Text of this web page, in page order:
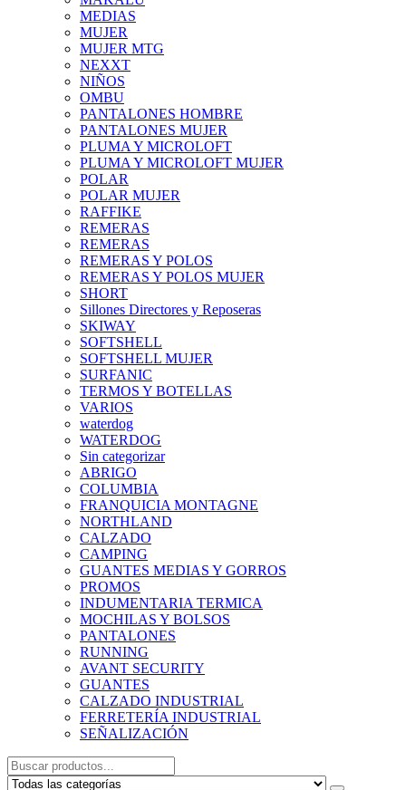
MEDIAS
MUJER
MUJER MTG
NEXXT
NIÑOS
OMBU
PANTALONES HOMBRE
PANTALONES MUJER
PLUMA Y MICROLOFT
PLUMA Y MICROLOFT MUJER
POLAR
POLAR MUJER
RAFFIKE
REMERAS
REMERAS
REMERAS Y POLOS
REMERAS Y POLOS MUJER
SHORT
Sillones Directores y Reposeras
SKIWAY
SOFTSHELL
SOFTSHELL MUJER
SURFANIC
TERMOS Y BOTELLAS
VARIOS
waterdog
WATERDOG
Sin categorizar
ABRIGO
COLUMBIA
FRANQUICIA MONTAGNE
NORTHLAND
CALZADO
CAMPING
GUANTES MEDIAS Y GORROS
PROMOS
INDUMENTARIA TERMICA
MOCHILAS Y BOLSOS
PANTALONES
RUNNING
AVANT SECURITY
GUANTES
CALZADO INDUSTRIAL
FERRETERÍA INDUSTRIAL
SEÑALIZACIÓN